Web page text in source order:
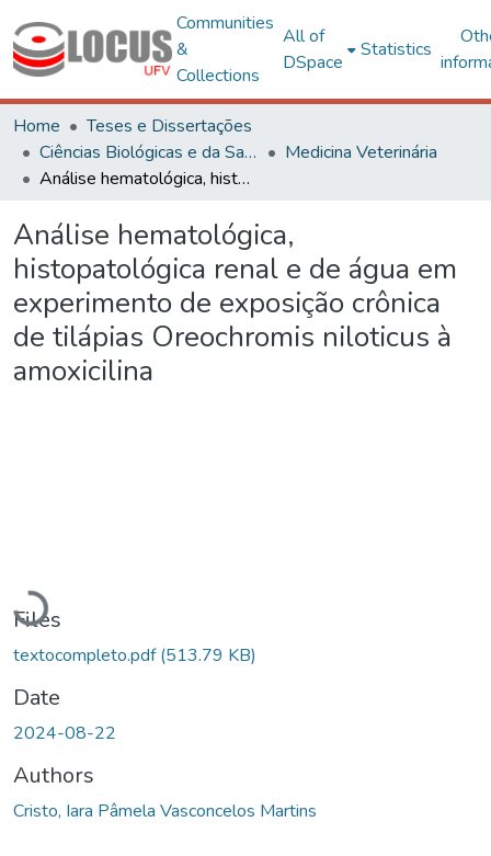
Communities
&
Collections
All of
DSpace
Statistics
Home
Teses e Dissertações
Ciências Biológicas e da Saúde
Medicina Veterinária
Análise hematológica, histopatológica renal e de água em experimento de exposição crônica de tilápias Oreochromis niloticus à amoxicilina
Análise hematológica,
histopatológica renal e de água em
experimento de exposição crônica
de tilápias Oreochromis niloticus à
amoxicilina
Loading...
Files
textocompleto.pdf(513.79 KB)
Date
2024-08-22
Authors
Cristo, Iara Pâmela Vasconcelos Martins